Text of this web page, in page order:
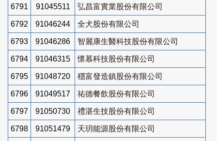
6791 91045511 弘昌富實業股份有限公司
6792 91046244 全犬股份有限公司
6793 91046286 智麗康生醫科技股份有限公司
6794 91046315 懷慕科技股份有限公司
6795 91048720 穩富發造鎮股份有限公司
6796 91049517 祐德餐飲股份有限公司
6797 91050730 禮湛生技股份有限公司
6798 91051479 天玥能源股份有限公司